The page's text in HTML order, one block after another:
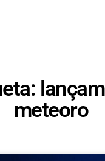
meteoro